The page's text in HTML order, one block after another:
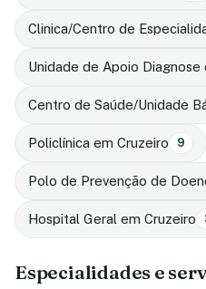
Clinica/Centro de
Unidade de Apoio Diagnose
Centro de Saúde/Unidade
Policlínica em Cruzeiro 9
Polo de Prevenção de
Hospital Geral em Cruzeiro
Especialidades e